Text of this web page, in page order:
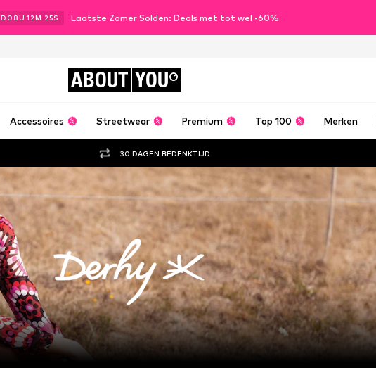
D 08U 12M 23S Laatste Zomer Solden: Deals met tot wel -60%
ABOUT YOU
Accessoires Streetwear Premium Top 100 Merken
30 DAGEN BEDENKTIJD